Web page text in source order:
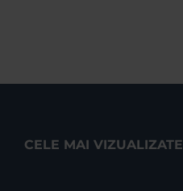
CELE MAI VIZUALIZATE